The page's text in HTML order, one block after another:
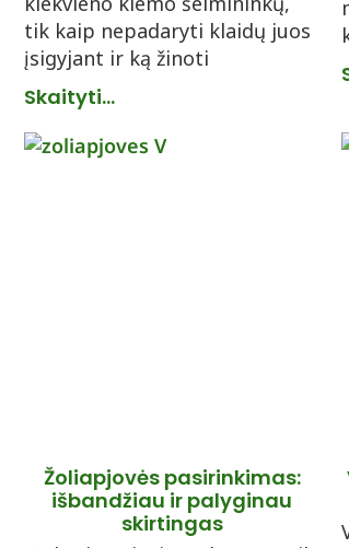
tik kaip nepadaryti klaidų juos
įsigyjant ir ką žinoti
Skaityti...
Žoliapjovės pasirinkimas:
išbandžiau ir palyginau
skirtingas